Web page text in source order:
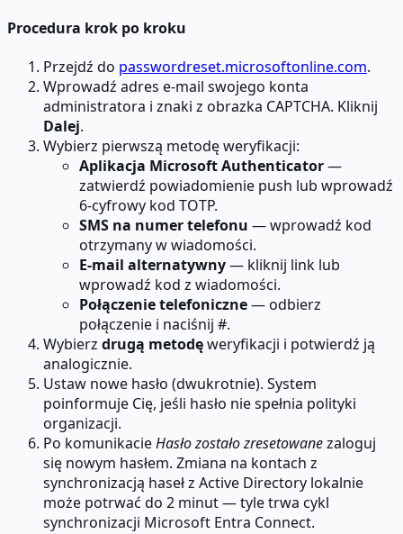
Procedura krok po kroku
Przejdź do passwordreset.microsoftonline.com.
Wprowadź adres e-mail swojego konta
administratora i znaki z obrazka CAPTCHA. Kliknij
Dalej.
Wybierz pierwszą metodę weryfikacji:
Aplikacja Microsoft Authenticator—
zatwierdź powiadomienie push lub wprowadź
6-cyfrowy kod TOTP.
SMS na numer telefonu — wprowadź kod
otrzymany w wiadomości.
E-mail alternatywny— kliknij link lub
wprowadź kod z wiadomości.
Połączenie telefoniczne— odbierz
połączenie i naciśnij #.
Wybierz drugą metodęweryfikacji i potwierdź ją
analogicznie.
Ustaw nowe hasło (dwukrotnie). System
poinformuje Cię, jeśli hasło nie spełnia polityki
organizacji.
Po komunikacieHasło zostało zresetowanezaloguj
się nowym hasłem. Zmiana na kontach z
synchronizacją haseł z Active Directory lokalnie
może potrwać do 2 minut — tyle trwa cykl
synchronizacji Microsoft Entra Connect.